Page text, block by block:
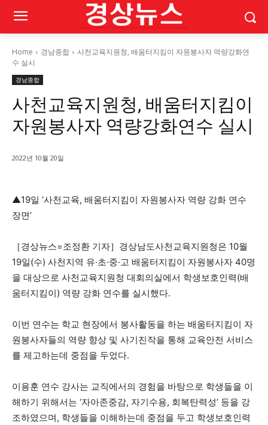
Home 경남종합
사천교육지원청, 배움터지킴이 자원봉사자 역량강화연
수 실시
경남종합
사천교육지원청, 배움터지킴이
자원봉사자 역량강화연수 실시
2022년 10월 20일
▲19일 ‘사천교육, 배움터지킴이 자원봉사자 역량 강화 연수
장면’
［경상뉴스=조정환 기자］경상남도사천교육지원청은 10월
19일(수) 사천지역 유·초·중·고 배움터지킴이 자원봉사자 40명
을 대상으로 사천교육지원청 대회의실에서 학생보호인력(배
움터지킴이) 역량 강화 연수를 실시했다.
이번 연수는 학교 현장에서 봉사활동을 하는 배움터지킴이 자
원봉사자들의 역량 향상 및 사기진작을 통해 교육안전 서비스
를 제고하는데 중점을 두었다.
이용훈 연수 강사는 교직에서의 경험을 바탕으로 학생들을 이
해하기 위해서는 ‘자아존중감, 자기수용, 회복탄력성’ 등을 강
조하였으며, 학생들을 이해하는데 중점을 두고 학생보호인력